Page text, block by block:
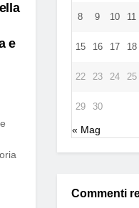
e
8 9 10 11
15 16 17 18
22 23 24 25
29 30
« Mag
Commenti